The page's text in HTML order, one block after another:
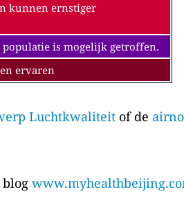
kunnen ernstiger
is mogelijk getroffen.
ervaren
Luchtkwaliteit of de